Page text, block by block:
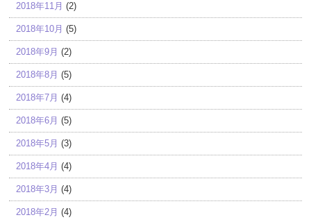
2018年11月 (2)
2018年10月 (5)
2018年9月 (2)
2018年8月 (5)
2018年7月 (4)
2018年6月 (5)
2018年5月 (3)
2018年4月 (4)
2018年3月 (4)
2018年2月 (4)